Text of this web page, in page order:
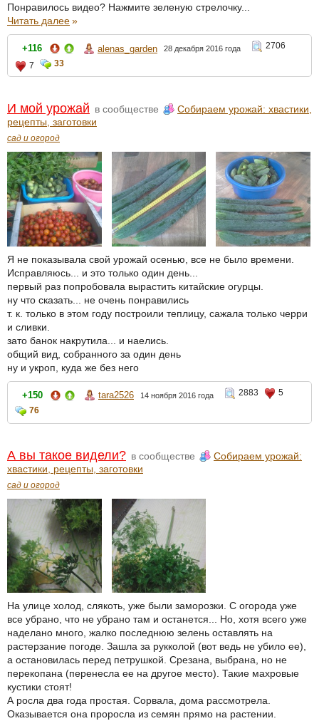
Понравилось видео? Нажмите зеленую стрелочку...
Читать далее»
+116 alenas_garden 28 декабря 2016 года
2706
7
33
И мой урожай в сообществе
Собираем урожай: хвастики,
рецепты, заготовки
сад и огород
Я не показывала свой урожай осенью, все не было времени.
Исправляюсь... и это только один день...
первый раз попробовала вырастить китайские огурцы.
ну что сказать... не очень понравились
т. к. только в этом году построили теплицу, сажала только черри
и сливки.
зато банок накрутила... и наелись.
общий вид, собранного за один день
ну и укроп, куда же без него
+150 tara2526 14 ноября 2016 года 2883
5
76
А вы такое видели? в сообществе
Собираем урожай:
хвастики, рецепты, заготовки
сад и огород
На улице холод, слякоть, уже были заморозки. С огорода уже
все убрано, что не убрано там и останется... Но, хотя всего уже
наделано много, жалко последнюю зелень оставлять на
растерзание погоде. Зашла за рукколой (вот ведь не убило ее),
а остановилась перед петрушкой. Срезана, выбрана, но не
перекопана (перенесла ее на другое место). Такие махровые
кустики стоят!
А росла два года простая. Сорвала, дома рассмотрела.
Оказывается она проросла из семян прямо на растении.